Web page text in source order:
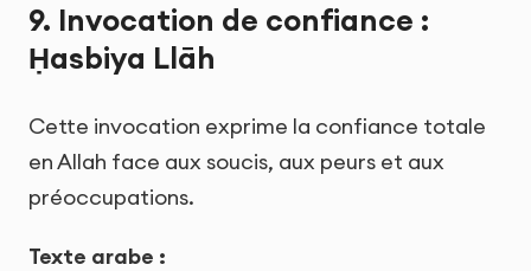
9. Invocation de confiance :
Ḥasbiya Llāh
Cette invocation exprime la confiance totale
en Allah face aux soucis, aux peurs et aux
préoccupations.
Texte arabe :